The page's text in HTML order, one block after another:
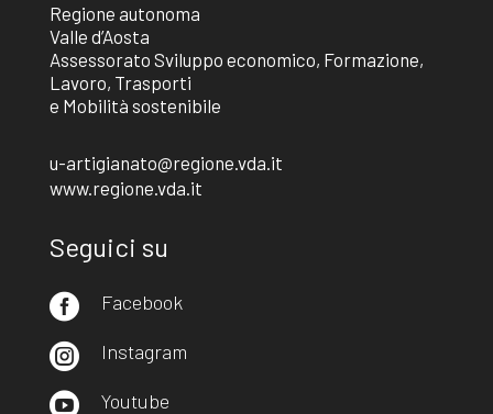
Regione autonoma
Valle d’Aosta
Assessorato Sviluppo economico, Formazione,
Lavoro, Trasporti
e Mobilità sostenibile
u-artigianato@regione.vda.it
www.regione.vda.it
Seguici su
 Facebook
 Instagram
 Youtube